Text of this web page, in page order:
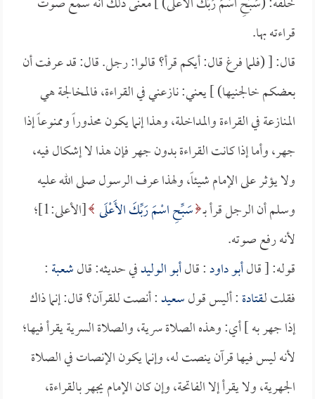
قراءته بها.
قال: [ (فلما فرغ قال: أيكم قرأ؟ قالوا: رجل. قال: قد عرفت أن
بعضكم خالجنيها) ] يعني: نازعني في القراءة، فالمخالجة هي
المنازعة في القراءة والمداخلة، وهذا إنما يكون محذوراً وممنوعاً إذا
جهر، وأما إذا كانت القراءة بدون جهر فإن هذا لا إشكال فيه،
ولا يؤثر على الإمام شيئاً، ولهذا عرف الرسول صلى الله عليه
وسلم أن الرجل قرأ بـ سَبِّحِ اسْمَ رَبِّكَ الأَعْلَى
[الأعلى:1]؛
لأنه رفع صوته.
قوله: [ قالأبو داود: قالأبو الوليدفي حديثه: قالشعبة:
فقلت لـقتادة: أليس قولسعيد: أنصت للقرآن؟ قال: إنما ذاك
إذا جهر به ] أي: وهذه الصلاة سرية، والصلاة السرية يقرأ فيها؛
لأنه ليس فيها قرآن ينصت له، وإنما يكون الإنصات في الصلاة
الجهرية، ولا يقرأ إلا الفاتحة، وإن كان الإمام يجهر بالقراءة،